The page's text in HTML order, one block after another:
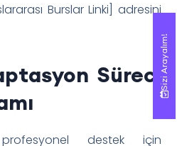
Burslar Linki] adresini
Süreci
destek için
Sizi Arayalım!
Sizi Arayalım!